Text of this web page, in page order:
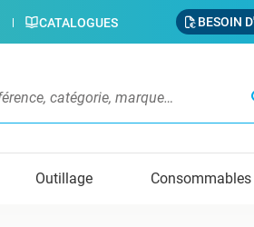
CATALOGUES BESOIN
Outillage Consommables